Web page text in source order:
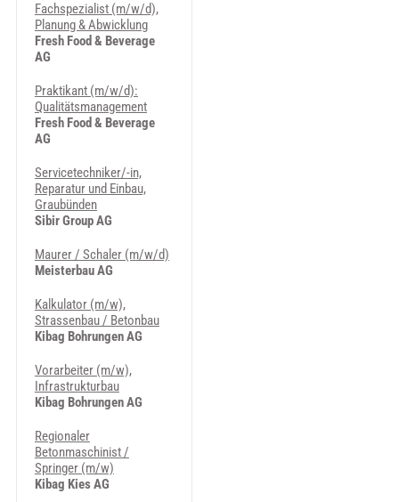
Fachspezialist (m/w/d),
Planung & Abwicklung
Fresh Food & Beverage
AG
Praktikant (m/w/d):
Qualitätsmanagement
Fresh Food & Beverage
AG
Servicetechniker/-in,
Reparatur und Einbau,
Graubünden
Sibir Group AG
Maurer / Schaler (m/w/d)
Meisterbau AG
Kalkulator (m/w),
Strassenbau / Betonbau
Kibag Bohrungen AG
Vorarbeiter (m/w),
Infrastrukturbau
Kibag Bohrungen AG
Regionaler
Betonmaschinist /
Springer (m/w)
Kibag Kies AG